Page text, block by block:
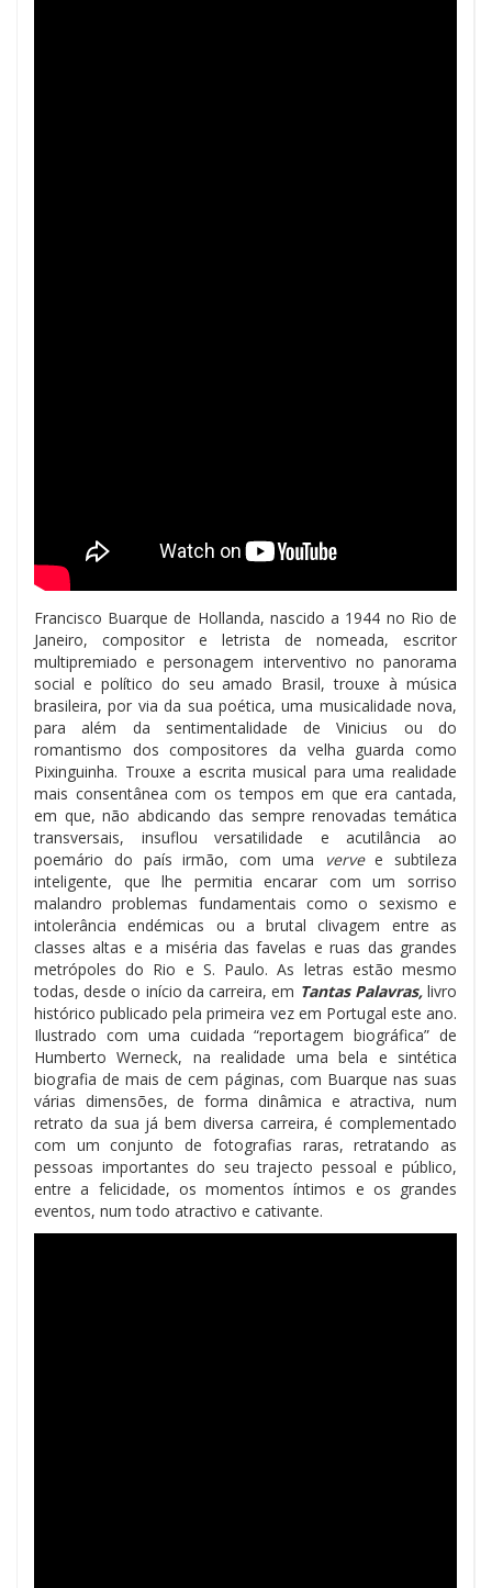
Francisco Buarque de Hollanda, nascido a 1944 no Rio de
Janeiro, compositor e letrista de nomeada, escritor
multipremiado e personagem interventivo no panorama
social e político do seu amado Brasil, trouxe à música
brasileira, por via da sua poética, uma musicalidade nova,
para além da sentimentalidade de Vinicius ou do
romantismo dos compositores da velha guarda como
Pixinguinha. Trouxe a escrita musical para uma realidade
mais consentânea com os tempos em que era cantada,
em que, não abdicando das sempre renovadas temática
transversais, insuflou versatilidade e acutilância ao
poemário do país irmão, com uma
vervee subtileza
inteligente, que lhe permitia encarar com um sorriso
malandro problemas fundamentais como o sexismo e
intolerância endémicas ou a brutal clivagem entre as
classes altas e a miséria das favelas e ruas das grandes
metrópoles do Rio e S. Paulo. As letras estão mesmo
todas, desde o início da carreira, em Tantas Palavras,livro
histórico publicado pela primeira vez em Portugal este ano.
Ilustrado com uma cuidada “reportagem biográfica” de
Humberto Werneck, na realidade uma bela e sintética
biografia de mais de cem páginas, com Buarque nas suas
várias dimensões, de forma dinâmica e atractiva, num
retrato da sua já bem diversa carreira, é complementado
com um conjunto de fotografias raras, retratando as
pessoas importantes do seu trajecto pessoal e público,
entre a felicidade, os momentos íntimos e os grandes
eventos, num todo atractivo e cativante.